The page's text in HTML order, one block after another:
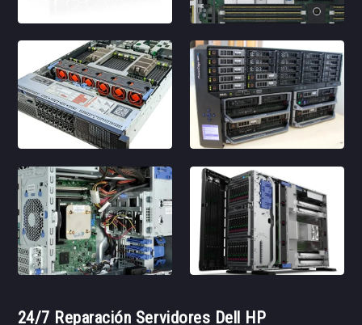
24/7 Reparación Servidores Dell HP